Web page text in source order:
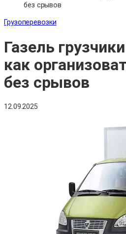
без срывов
Грузоперевозки
Газель
как
без срывов
12.09.2025